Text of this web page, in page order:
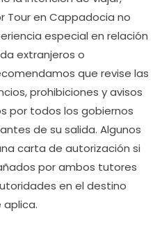
Tour en Cappadocia no
especial en relación
extranjeros o
que revise las
prohibiciones y avisos
por todos los gobiernos
de su salida. Algunos
carta de autorización si
por ambos tutores
en el destino